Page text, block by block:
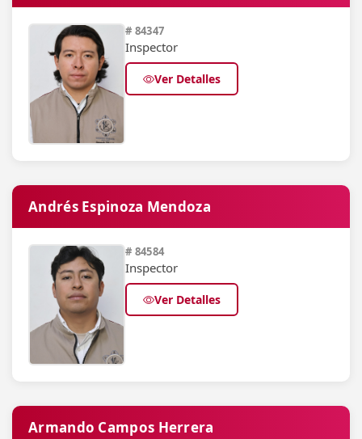
# 84347
Inspector
Ver Detalles
Andrés Espinoza Mendoza
# 84584
Inspector
Ver Detalles
Armando Campos Herrera